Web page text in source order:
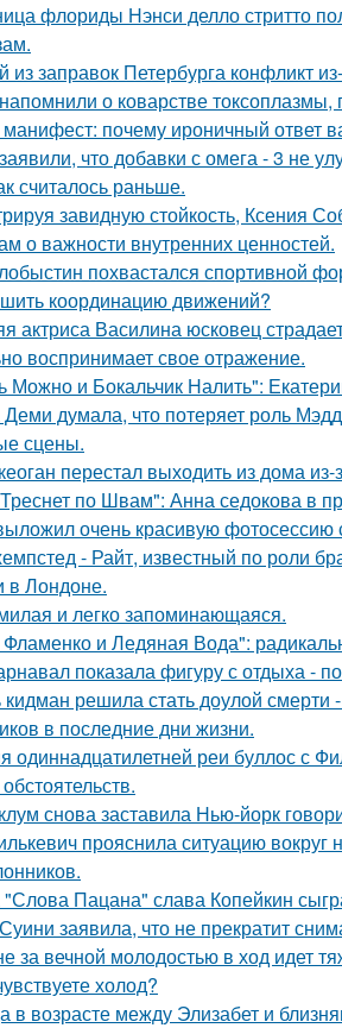
флориды Нэнси делло стритто
из заправок Петербурга конфликт
о коварстве
почему ироничный ответ
что добавки с омега - 3 не
считалось раньше.
завидную стойкость, Ксения
о важности внутренних ценностей.
похвастался спортивной
координацию движений?
актриса Василина юсковец
воспринимает свое отражение.
Можно и Бокальчик Налить":
думала, что потеряет роль
сцены.
перестал выходить из дома из-
по Швам": Анна седокова в
очень красивую фотосессию
- Райт, известный по роли
в Лондоне.
и легко запоминающаяся.
и Ледяная Вода":
показала фигуру с отдыха -
кидман решила стать доулой
в последние дни жизни.
одиннадцатилетней реи буллос с
снова заставила Нью-йорк
прояснила ситуацию
Пацана" слава Копейкин
заявила, что не прекратит
за вечной молодостью в ход идет
холод?
в возрасте между Элизабет и